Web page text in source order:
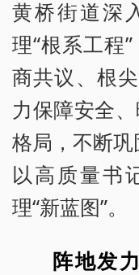
黄桥街道深
理“根系工程
商共议、根
力保障安全
格局，不断巩
以高质量书
理“新蓝图”。
阵地发